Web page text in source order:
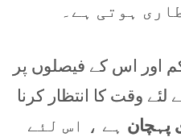
ہوتی ہے۔
اور اس کے فیصلوں پر
لئے وقت کا انتظار کرنا
ہے ، اس لئے